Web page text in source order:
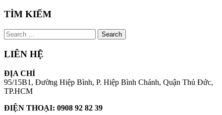
TÌM KIẾM
LIÊN HỆ
ĐỊA CHỈ
95/15B1, Đường Hiệp Bình, P. Hiệp Bình Chánh, Quận Thủ Đức,
TP.HCM
ĐIỆN THOẠI: 0908 92 82 39